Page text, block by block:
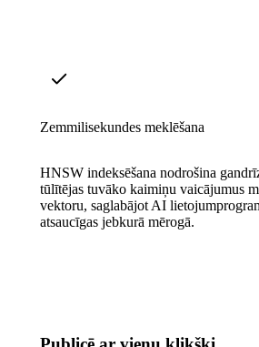
Zemmilisekundes meklēšana
HNSW indeksēšana nodrošina
tūlītējas tuvāko kaimiņu vaicājumus
vektoru, saglabājot AI
atsaucīgas jebkurā mērogā.